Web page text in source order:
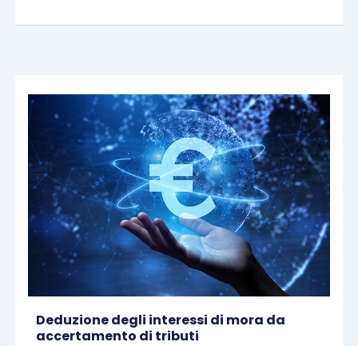
Deduzione degli interessi di mora da
accertamento di tributi